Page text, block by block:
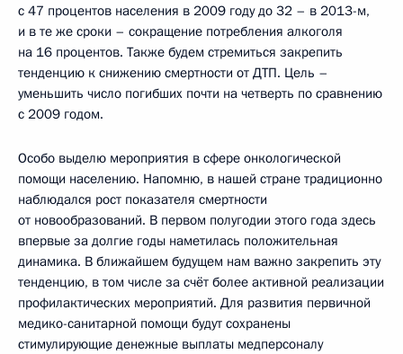
с 47 процентов населения в 2009 году до 32 – в 2013-м,
и в те же сроки – сокращение потребления алкоголя
на 16 процентов. Также будем стремиться закрепить
тенденцию к снижению смертности от ДТП. Цель –
уменьшить число погибших почти на четверть по сравнению
с 2009 годом.
Особо выделю мероприятия в сфере онкологической
помощи населению. Напомню, в нашей стране традиционно
наблюдался рост показателя смертности
от новообразований. В первом полугодии этого года здесь
впервые за долгие годы наметилась положительная
динамика. В ближайшем будущем нам важно закрепить эту
тенденцию, в том числе за счёт более активной реализации
профилактических мероприятий. Для развития первичной
медико-санитарной помощи будут сохранены
стимулирующие денежные выплаты медперсоналу